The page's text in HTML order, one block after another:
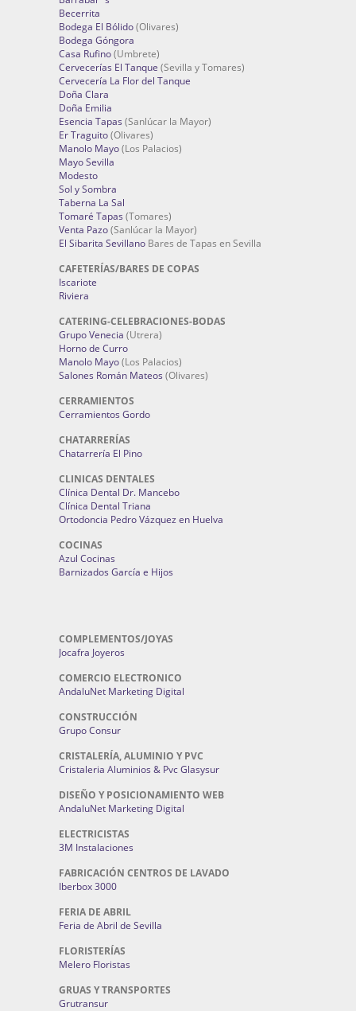
Becerrita
Bodega El Bólido(Olivares)
Bodega Góngora
Casa Rufino(Umbrete)
Cervecerías El Tanque (Sevilla y Tomares)
Cervecería La Flor del Tanque
Doña Clara
Doña Emilia
Esencia Tapas (Sanlúcar la Mayor)
Er Traguito(Olivares)
Manolo Mayo(Los Palacios)
Mayo Sevilla
Modesto
Sol y Sombra
Taberna La Sal
Tomaré Tapas (Tomares)
Venta Pazo(Sanlúcar la Mayor)
El Sibarita Sevillano Bares de Tapas en Sevilla
CAFETERÍAS/BARES DE COPAS
Iscariote
Riviera
CATERING-CELEBRACIONES-BODAS
Grupo Venecia (Utrera)
Horno de Curro
Manolo Mayo(Los Palacios)
Salones Román Mateos (Olivares)
CERRAMIENTOS
Cerramientos Gordo
CHATARRERÍAS
Chatarrería El Pino
CLINICAS DENTALES
Clínica Dental Dr. Mancebo
Clínica Dental Triana
Ortodoncia Pedro Vázquez en Huelva
COCINAS
Azul Cocinas
Barnizados García e Hijos
COMPLEMENTOS/JOYAS
Jocafra Joyeros
COMERCIO ELECTRONICO
AndaluNet Marketing Digital
CONSTRUCCIÓN
Grupo Consur
CRISTALERÍA, ALUMINIO Y PVC
Cristaleria Aluminios & Pvc Glasysur
DISEÑO Y POSICIONAMIENTO WEB
AndaluNet Marketing Digital
ELECTRICISTAS
3M Instalaciones
FABRICACIÓN CENTROS DE LAVADO
Iberbox 3000
FERIA DE ABRIL
Feria de Abril de Sevilla
FLORISTERÍAS
Melero Floristas
GRUAS Y TRANSPORTES
Grutransur